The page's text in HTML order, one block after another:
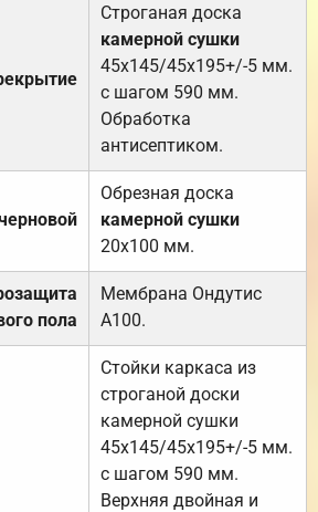
Строганая доска
камерной сушки
45х145/45х195+/-5 мм.
с шагом 590 мм.
Обработка
антисептиком.
Обрезная доска
камерной сушки
20х100 мм.
пола
Мембрана Ондутис
А100.
Стойки каркаса из
строганой доски
камерной сушки
45х145/45х195+/-5 мм.
с шагом 590 мм.
Верхняя двойная и